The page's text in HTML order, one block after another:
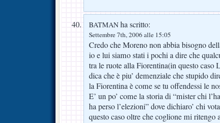
BATMAN ha scritto:
Settembre 7th, 2006 alle 15:05
Credo che Moreno non abbia bisogno
io e lui siamo stati i pochi a dire che
tra le ruote alla Fiorentina(in questo caso
dica che è piu’ demenziale che stupido
la Fiorentina è come se tu offendessi le
E’ un po’ come la storia di “mister chi
ha perso l’elezioni” dove dichiaro’ chi
questo caso oltre che coglione mi ritengo